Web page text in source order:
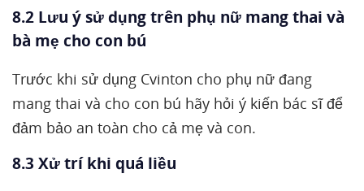
8.2 Lưu ý sử dụng trên phụ nữ mang thai và
bà mẹ cho con bú
Trước khi sử dụng Cvinton cho phụ nữ đang
mang thai và cho con bú hãy hỏi ý kiến bác sĩ để
đảm bảo an toàn cho cả mẹ và con.
8.3 Xử trí khi quá liều